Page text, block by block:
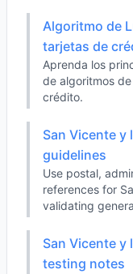
Algoritmo de
tarjetas de
Aprenda los
de algoritmos
crédito.
San Vicente y
guidelines
Use postal,
references for
validating
San Vicente y
testing notes